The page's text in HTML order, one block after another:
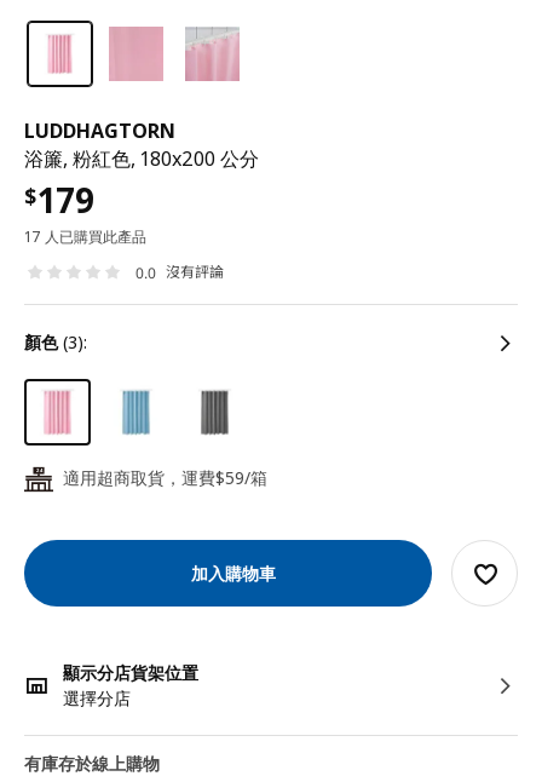
LUDDHAGTORN
浴簾, 粉紅色, 180x200 公分
$179
17 人已購買此產品
0.0 沒有評論
顏色(3):
24 適用超商取貨，運費$59/箱
加入購物車
顯示分店貨架位置
選擇分店
有庫存於線上購物